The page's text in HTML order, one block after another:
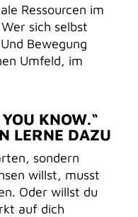
Ressourcen im
sich selbst
Bewegung
Umfeld, im
KNOW.“
LERNE DAZU
sondern
willst, musst
Oder willst du
auf dich